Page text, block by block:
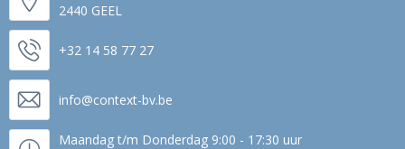
2440 GEEL
+32 14 58 77 27
info@context-bv.be
Maandag t/m Donderdag 9:00 - 17:30 uur